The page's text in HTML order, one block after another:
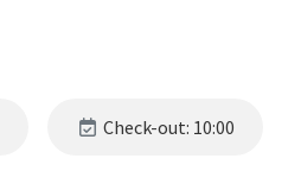
Check-out: 10:00